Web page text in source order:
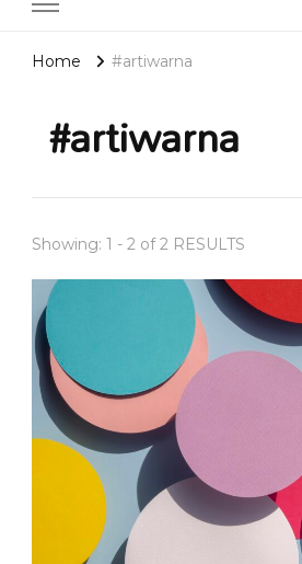
Home #artiwarna
#artiwarna
Showing: 1 - 2 of 2 RESULTS